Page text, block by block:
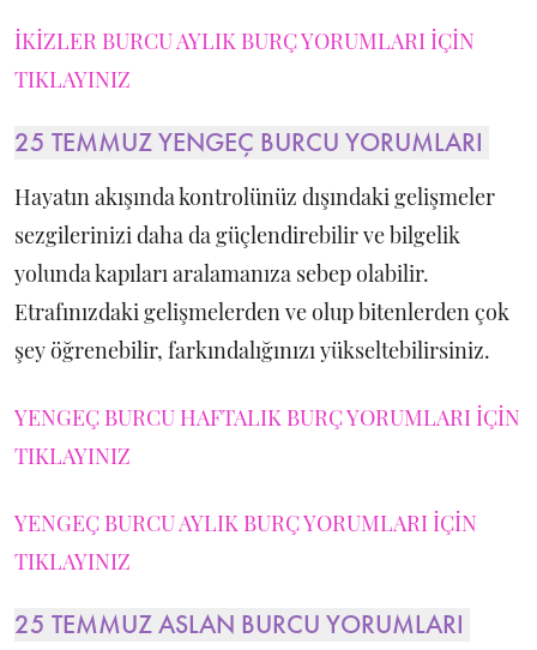
İKİZLER BURCU AYLIK BURÇ YORUMLARI İÇİN
TIKLAYINIZ
25 TEMMUZ YENGEÇ BURCU YORUMLARI
Hayatın akışında kontrolünüz dışındaki gelişmeler
sezgilerinizi daha da güçlendirebilir ve bilgelik
yolunda kapıları aralamanıza sebep olabilir.
Etrafınızdaki gelişmelerden ve olup bitenlerden çok
şey öğrenebilir, farkındalığınızı yükseltebilirsiniz.
YENGEÇ BURCU HAFTALIK BURÇ YORUMLARI İÇİN
TIKLAYINIZ
YENGEÇ BURCU AYLIK BURÇ YORUMLARI İÇİN
TIKLAYINIZ
25 TEMMUZ ASLAN BURCU YORUMLARI